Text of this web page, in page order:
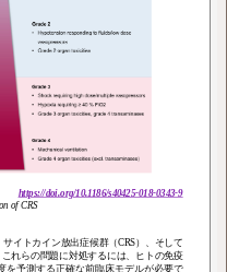
https://doi.org/10.1186/s40425-018-0343-9
of CRS
イトカイン放出症候群（CRS）、そして
れらの問題に対処するには、ヒトの免疫
を予測する正確な前臨床モデルが必要で